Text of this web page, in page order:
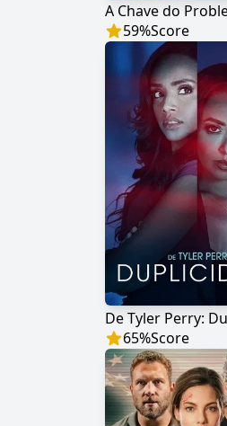
A Chave do
59%Score
De Tyler Perry:
65%Score